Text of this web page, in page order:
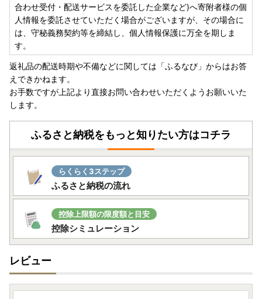
合わせ受付・配送サービスを委託した企業など)へ寄附者様の個
人情報を委託させていただく場合がございますが、その場合に
は、守秘義務契約等を締結し、個人情報保護に万全を期しま
す。
返礼品の配送時期や不備などに関しては「ふるなび」からはお答
えできかねます。
お手数ですが上記より直接お問い合わせいただくようお願いいた
します。
ふるさと納税をもっと知りたい方はコチラ
らくらく3ステップ
ふるさと納税の流れ
控除上限額の限度額と目安
控除シミュレーション
レビュー